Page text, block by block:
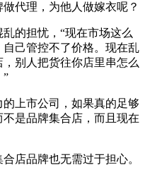
代理，为他人做嫁衣呢？
的担忧，“现在市场这么
己管控不了价格。现在乱
别人把货往你店里串怎么
”
上市公司，如果真的足够
是品牌集合店，而且现在
店品牌也无需过于担心。